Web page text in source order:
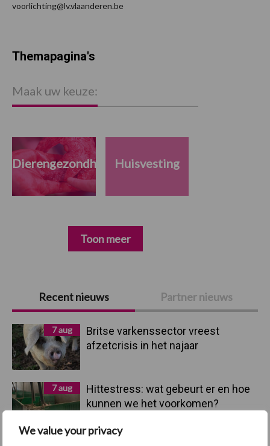
We value your privacy
voorlichting@lv.vlaanderen.be
Primaire
Sidebar
Recent nieuws Partner nieuws
7 aug
Britse varkenssector vreest
afzetcrisis in het najaar
7 aug
Hittestress: wat gebeurt er en hoe
kunnen we het voorkomen?
Themapagina's
Maak uw keuze:
Dierengezondheid Huisvesting
Toon meer